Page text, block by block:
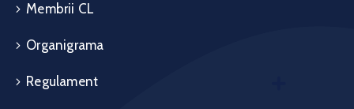
Membrii CL
Organigrama
Regulament